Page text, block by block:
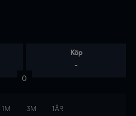
Köp
-
0
1M 3M 1ÅR